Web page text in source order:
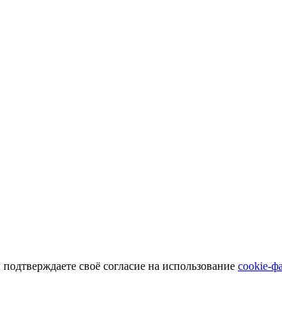
своё согласие на использование cookie-